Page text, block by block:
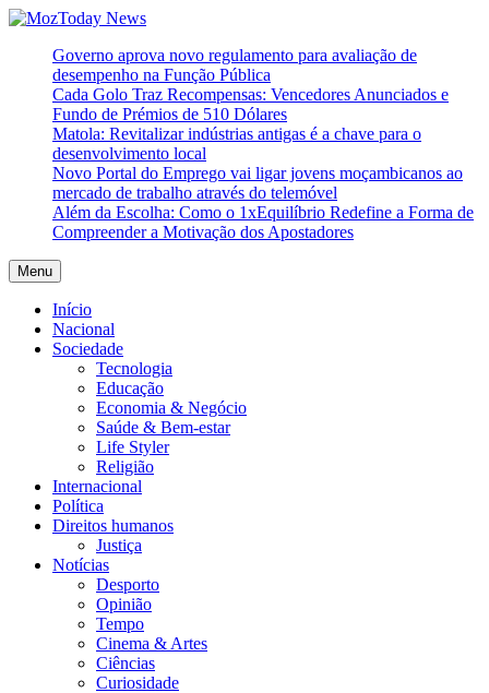
Skip
content
MozToday News
Onde a gente lê.
Governo aprova novo regulamento para avaliação de
desempenho na Função Pública
Cada Golo Traz Recompensas: Vencedores Anunciados e
Fundo de Prémios de 510 Dólares
Matola: Revitalizar indústrias antigas é a chave para o
desenvolvimento local
Novo Portal do Emprego vai ligar jovens moçambicanos ao
mercado de trabalho através do telemóvel
Além da Escolha: Como o 1xEquilíbrio Redefine a Forma de
Compreender a Motivação dos Apostadores
Menu
Início
Nacional
Sociedade
Tecnologia
Educação
Economia & Negócio
Saúde & Bem-estar
Life Styler
Religião
Internacional
Política
Direitos humanos
Justiça
Notícias
Desporto
Opinião
Tempo
Cinema & Artes
Ciências
Curiosidade